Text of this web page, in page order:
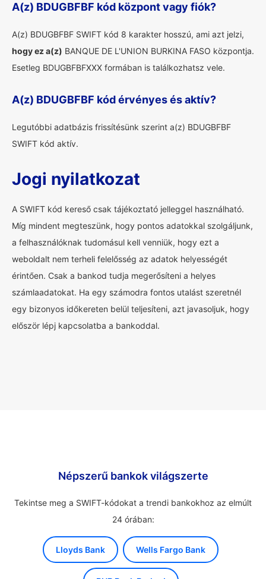
A(z) BDUGBFBF kód központ vagy fiók?
A(z) BDUGBFBF SWIFT kód 8 karakter hosszú, ami azt jelzi,
hogy ez a(z) BANQUE DE L'UNION BURKINA FASO központja.
Esetleg BDUGBFBFXXX formában is találkozhatsz vele.
A(z) BDUGBFBF kód érvényes és aktív?
Legutóbbi adatbázis frissítésünk szerint a(z) BDUGBFBF
SWIFT kód aktív.
Jogi nyilatkozat
A SWIFT kód kereső csak tájékoztató jelleggel használható.
Míg mindent megteszünk, hogy pontos adatokkal szolgáljunk,
a felhasználóknak tudomásul kell venniük, hogy ezt a
weboldalt nem terheli felelősség az adatok helyességét
érintően. Csak a bankod tudja megerősíteni a helyes
számlaadatokat. Ha egy számodra fontos utalást szeretnél
egy bizonyos időkereten belül teljesíteni, azt javasoljuk, hogy
először lépj kapcsolatba a bankoddal.
Népszerű bankok világszerte
Tekintse meg a SWIFT-kódokat a trendi bankokhoz az elmúlt
24 órában:
Lloyds Bank Wells Fargo Bank